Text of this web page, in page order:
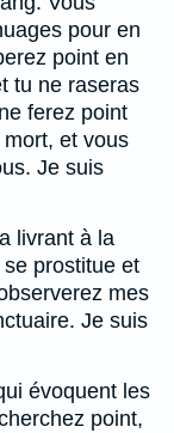
pour en
point en
tu ne raseras
ferez point
et vous
Je suis
livrant à la
prostitue et
mes
Je suis
évoquent les
point,